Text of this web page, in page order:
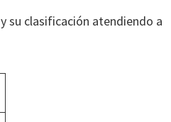
su clasificación atendiendo a